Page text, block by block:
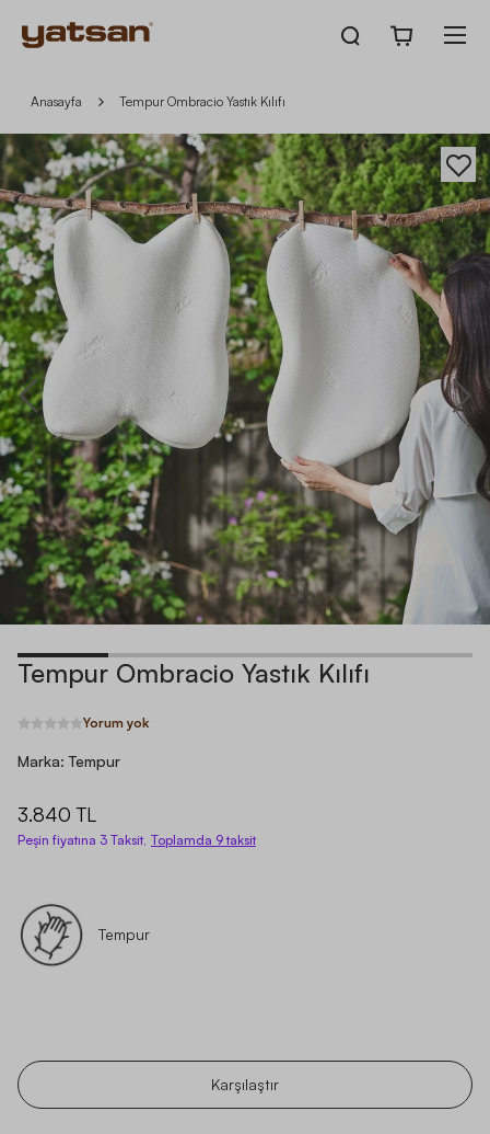
Anasayfa Tempur Ombracio Yastık Kılıfı
Tempur Ombracio Yastık Kılıfı
Yorum yok
Marka:Tempur
3.840 TL
Peşin fiyatına 3 Taksit, Toplamda 9taksit
Tempur
Karşılaştır